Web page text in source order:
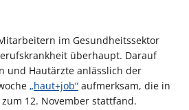
im Gesundheitssektor
überhaupt. Darauf
und Hautärzte anlässlich der
„haut+job“ aufmerksam, die in
12. November stattfand.